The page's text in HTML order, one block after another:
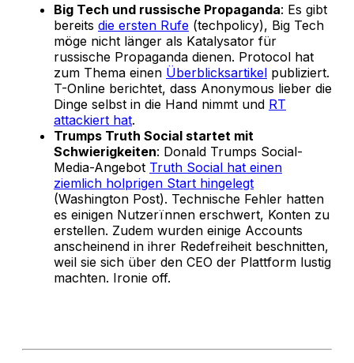
Big Tech und russische Propaganda: Es gibt
bereits die ersten Rufe (techpolicy), Big Tech
möge nicht länger als Katalysator für
russische Propaganda dienen. Protocol hat
zum Thema einen Überblicksartikel publiziert.
T-Online berichtet, dass Anonymous lieber die
Dinge selbst in die Hand nimmt und RT
attackiert hat.
Trumps Truth Social startet mit
Schwierigkeiten: Donald Trumps Social-
Media-Angebot Truth Social hat einen
ziemlich holprigen Start hingelegt
(Washington Post). Technische Fehler hatten
es einigen Nutzerïnnen erschwert, Konten zu
erstellen. Zudem wurden einige Accounts
anscheinend in ihrer Redefreiheit beschnitten,
weil sie sich über den CEO der Plattform lustig
machten. Ironie off.